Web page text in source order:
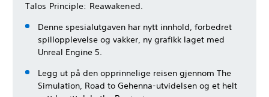
Talos Principle: Reawakened.
Denne spesialutgaven har nytt innhold, forbedret
spillopplevelse og vakker, ny grafikk laget med
Unreal Engine 5.
Legg ut på den opprinnelige reisen gjennom The
Simulation, Road to Gehenna-utvidelsen og et helt